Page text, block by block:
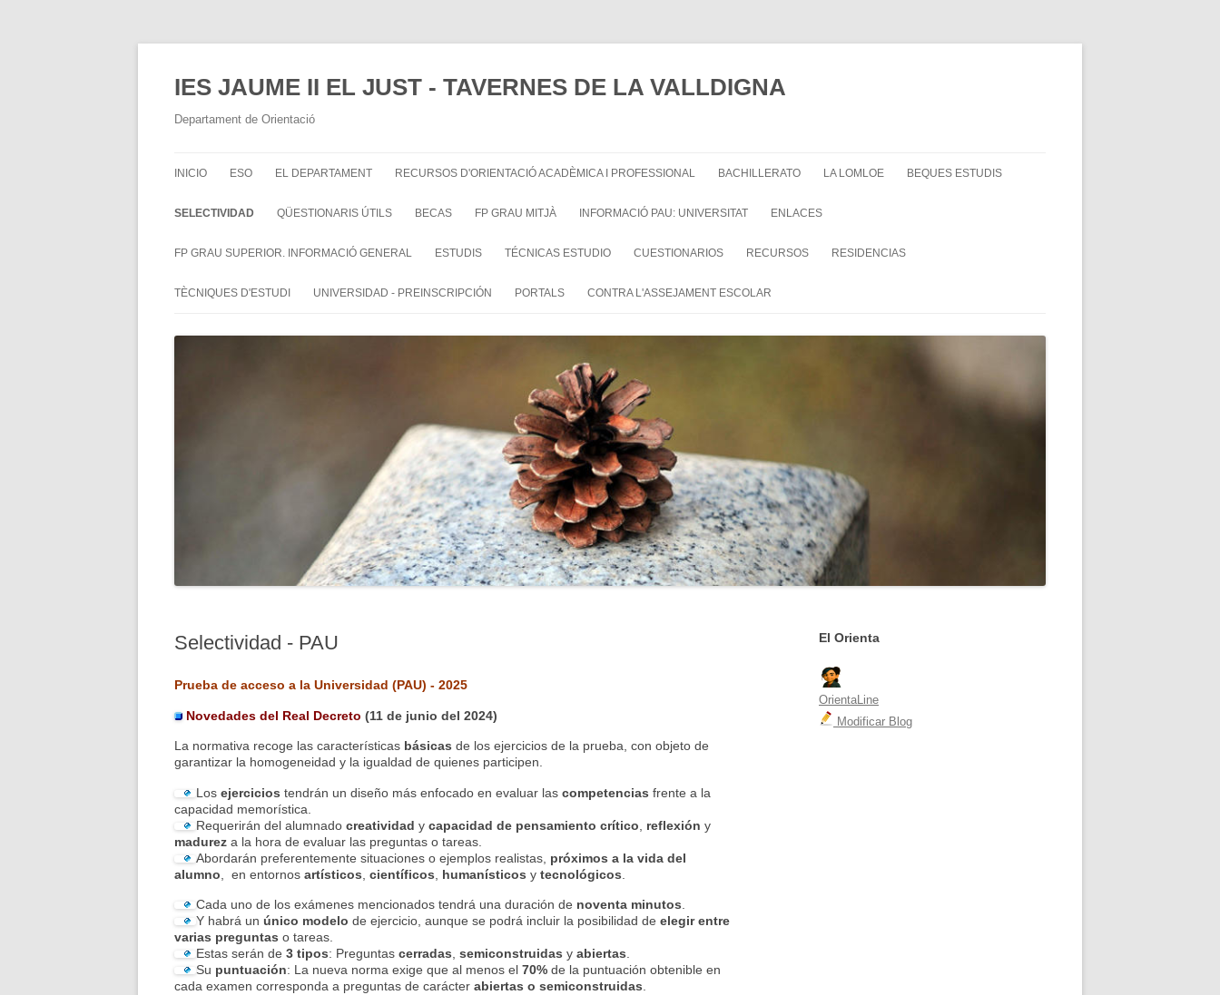
IES JAUME II EL JUST - TAVERNES DE LA VALLDIGNA
Departament de Orientació
INICIO ESO EL DEPARTAMENT RECURSOS D'ORIENTACIÓ ACADÈMICA I PROFESSIONAL BACHILLERATO LA LOMLOE BEQUES ESTUDIS
SELECTIVIDAD QÜESTIONARIS ÚTILS BECAS FP GRAU MITJÀ INFORMACIÓ PAU: UNIVERSITAT ENLACES
FP GRAU SUPERIOR. INFORMACIÓ GENERAL ESTUDIS TÉCNICAS ESTUDIO CUESTIONARIOS RECURSOS RESIDENCIAS
TÈCNIQUES D'ESTUDI UNIVERSIDAD - PREINSCRIPCIÓN PORTALS CONTRA L'ASSEJAMENT ESCOLAR
Selectividad - PAU
Prueba de acceso a la Universidad (PAU) - 2025
Novedades del Real Decreto (11 de junio del 2024)
La normativa recoge las características básicas de los ejercicios de la prueba, con objeto de
garantizar la homogeneidad y la igualdad de quienes participen.
Los ejercicios tendrán un diseño más enfocado en evaluar las competencias frente a la
capacidad memorística.
Requerirán del alumnado creatividad y capacidad de pensamiento crítico reflexión y
madurez a la hora de evaluar las preguntas o tareas.
Abordarán preferentemente situaciones o ejemplos realistas, próximos a la vida del
alumno , en entornos artísticos científicos humanísticos y tecnológicos
Cada uno de los exámenes mencionados tendrá una duración de noventa minutos
Y habrá un único modelo de ejercicio, aunque se podrá incluir la posibilidad de elegir entre
varias preguntas o tareas.
Estas serán de 3 tipos: Preguntas cerradas semiconstruidas y abiertas
Su puntuación: La nueva norma exige que al menos el 70% de la puntuación obtenible en
cada examen corresponda a preguntas de carácter abiertas o semiconstruidas
El Orienta
OrientaLine
Modificar Blog